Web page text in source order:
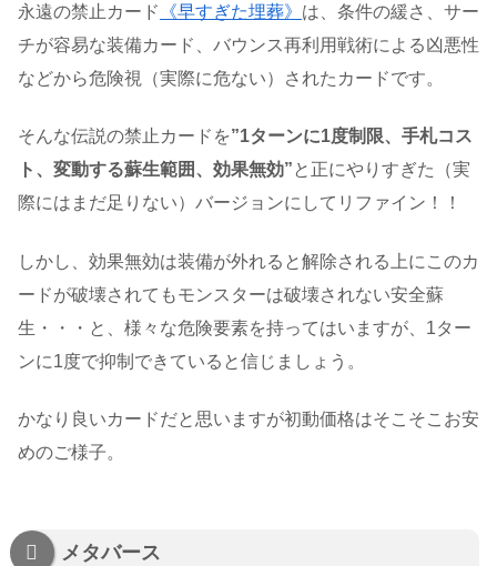
永遠の禁止カード 《早すぎた埋葬》 は、条件の緩さ、サー
チが容易な装備カード、バウンス再利用戦術による凶悪性
などから危険視（実際に危ない）されたカードです。
そんな伝説の禁止カードを”1ターンに1度制限、手札コス
ト、変動する蘇生範囲、効果無効” と正にやりすぎた（実
際にはまだ足りない）バージョンにしてリファイン！！
しかし、効果無効は装備が外れると解除される上にこのカ
ードが破壊されてもモンスターは破壊されない安全蘇
生・・・と、様々な危険要素を持ってはいますが、1ター
ンに1度で抑制できていると信じましょう。
かなり良いカードだと思いますが初動価格はそこそこお安
めのご様子。
メタバース